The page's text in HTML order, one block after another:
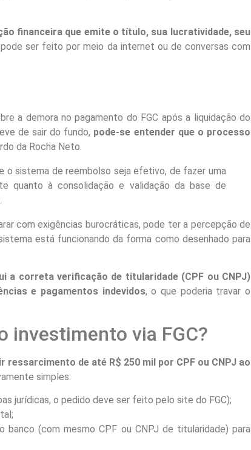
financeira que emite o título, sua lucratividade, seu
ser feito por meio da internet ou de conversas com
a demora no pagamento do FGC após a liquidação do
de sair do fundo, pode-se entender que o processo
da Rocha Neto.
o sistema de reembolso seja efetivo, de fazer uma
quanto à consolidação e validação da base de
com exigências burocráticas, pode ter a percepção de
está funcionando da forma como desenhado para
a correta verificação de titularidade (CPF ou CNPJ)
e pagamentos indevidos, o que poderia travar o
investimento via FGC?
ressarcimento de até R$ 250 mil por CPF ou CNPJ ao
simples:
jurídicas, o pedido deve ser feito pelo site do FGC);
(com mesmo CPF ou CNPJ de titularidade) para